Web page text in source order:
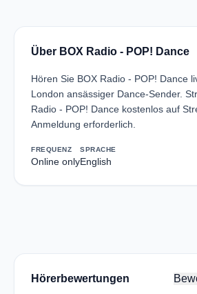
Über BOX Radio - POP! Dance
Hören Sie BOX Radio - POP! Dance
London ansässiger Dance-Sender.
Radio - POP! Dance kostenlos auf
Anmeldung erforderlich.
FREQUENZ
Online only
SPRACHE
English
Hörerbewertungen